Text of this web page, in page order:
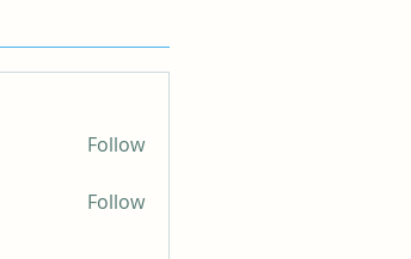
Follow
Follow